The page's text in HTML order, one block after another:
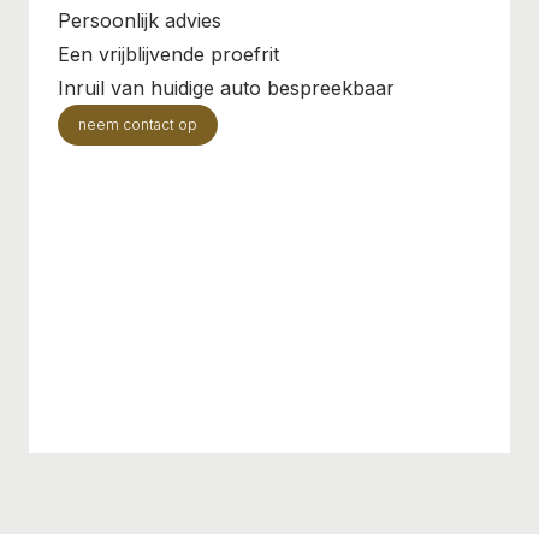
Persoonlijk advies
Een vrijblijvende proefrit
Inruil van huidige auto bespreekbaar
neem contact op